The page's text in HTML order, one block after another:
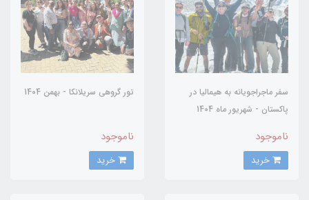
سفر ماجراجویانه به هیمالیا در
پاکستان - شهریور ماه 1404
ناموجود
تور گروهی سریلانکا - بهمن 1404
ناموجود